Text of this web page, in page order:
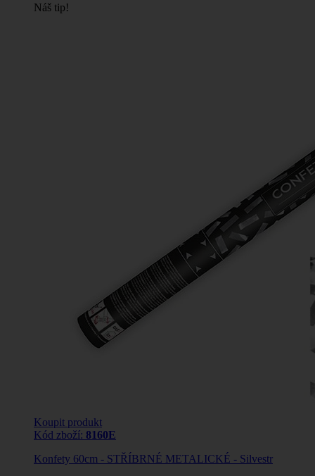
Náš tip!
Koupit produkt
Kód zboží: 8160E
Konfety 60cm - STŘÍBRNÉ METALICKÉ - Silvestr